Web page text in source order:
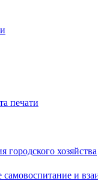
печати
городского хозяйства
и